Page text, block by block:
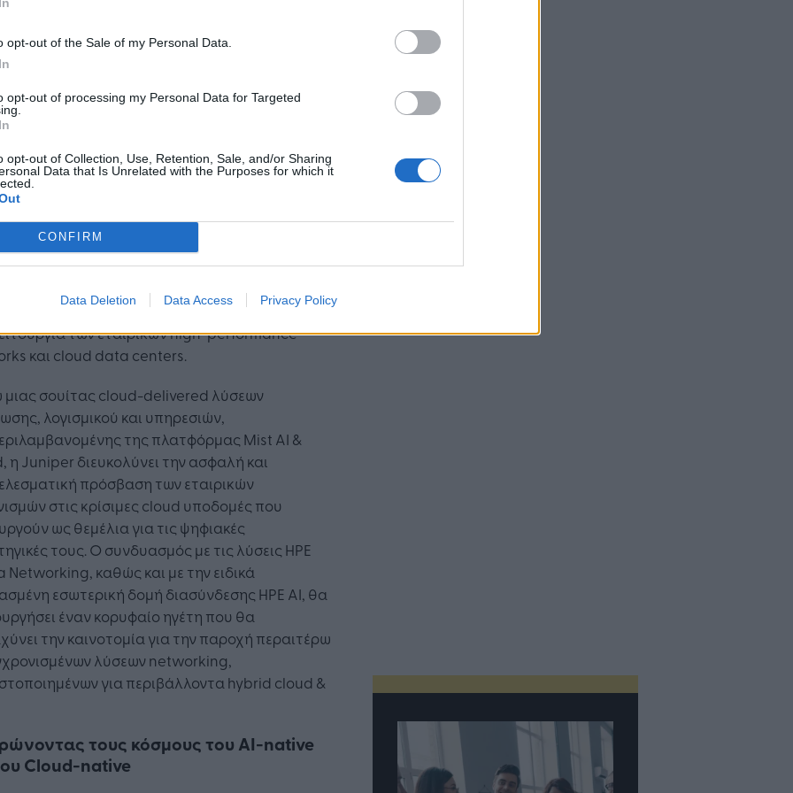
opt-out of the Sale of my Personal Data.
opt-out of processing my Personal Data for Targeted
opt-out of Collection, Use, Retention, Sale, and/or Sharing
Data that Is Unrelated with the Purposes for which it
CONFIRM
Data Deletion Data Access Privacy Policy
στη θεμελιακή βάση μιας cloud-native
Από κοινού, η HPE και η Juniper θα
στους κάθε μεγέθους πελάτες τους ένα
secure networking portfolio,
με όσα χρειάζονται για τη διαχείριση
των διαρκώς διευρυνόμενων
κορυφαίων τεχνολογιών για
απαράμιλλων εμπειριών
την κορυφαία στον κλάδο τεχνητή
η νέα εταιρική οντότητα αναμένεται να
βελτιωμένες εμπειρίες σε τελικούς
και operators, παρέχοντας σημαντικά οφέλη
των εταιρικών high-performance
και cloud data centers.
σουίτας cloud-delivered λύσεων
λογισμικού και υπηρεσιών,
της πλατφόρμας Mist AI &
η Juniper διευκολύνει την ασφαλή και
πρόσβαση των εταιρικών
στις κρίσιμες cloud υποδομές που
ως θεμέλια για τις ψηφιακές
τους. Ο συνδυασμός με τις λύσεις HPE
Networking, καθώς και με την ειδικά
εσωτερική δομή διασύνδεσης HPE AI, θα
έναν κορυφαίο ηγέτη που θα
την καινοτομία για την παροχή περαιτέρω
λύσεων networking,
για περιβάλλοντα hybrid cloud &
τους κόσμους του ΑΙ-native
Cloud-native